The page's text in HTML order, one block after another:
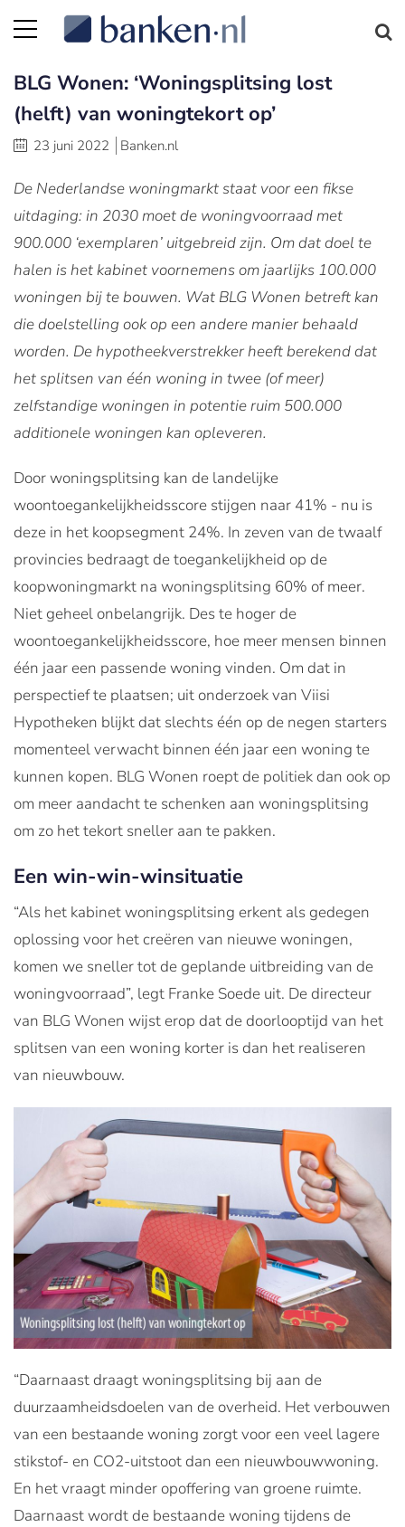
BLG Wonen: ‘Woningsplitsing lost
(helft) van woningtekort op’
23 juni 2022 Banken.nl
De Nederlandse woningmarkt staat voor een fikse
uitdaging: in 2030 moet de woningvoorraad met
900.000 ‘exemplaren’ uitgebreid zijn. Om dat doel te
halen is het kabinet voornemens om jaarlijks 100.000
woningen bij te bouwen. Wat BLG Wonen betreft kan
die doelstelling ook op een andere manier behaald
worden. De hypotheekverstrekker heeft berekend dat
het splitsen van één woning in twee (of meer)
zelfstandige woningen in potentie ruim 500.000
additionele woningen kan opleveren.
Door woningsplitsing kan de landelijke
woontoegankelijkheidsscore stijgen naar 41% - nu is
deze in het koopsegment 24%. In zeven van de twaalf
provincies bedraagt de toegankelijkheid op de
koopwoningmarkt na woningsplitsing 60% of meer.
Niet geheel onbelangrijk. Des te hoger de
woontoegankelijkheidsscore, hoe meer mensen binnen
één jaar een passende woning vinden. Om dat in
perspectief te plaatsen; uit onderzoek van Viisi
Hypotheken blijkt dat slechts één op de negen starters
momenteel verwacht binnen één jaar een woning te
kunnen kopen. BLG Wonen roept de politiek dan ook op
om meer aandacht te schenken aan woningsplitsing
om zo het tekort sneller aan te pakken.
Een win-win-winsituatie
“Als het kabinet woningsplitsing erkent als gedegen
oplossing voor het creëren van nieuwe woningen,
komen we sneller tot de geplande uitbreiding van de
woningvoorraad”, legt Franke Soede uit. De directeur
van BLG Wonen wijst erop dat de doorlooptijd van het
splitsen van een woning korter is dan het realiseren
van nieuwbouw.
“Daarnaast draagt woningsplitsing bij aan de
duurzaamheidsdoelen van de overheid. Het verbouwen
van een bestaande woning zorgt voor een veel lagere
stikstof- en CO2-uitstoot dan een nieuwbouwwoning.
En het vraagt minder opoffering van groene ruimte.
Daarnaast wordt de bestaande woning tijdens de